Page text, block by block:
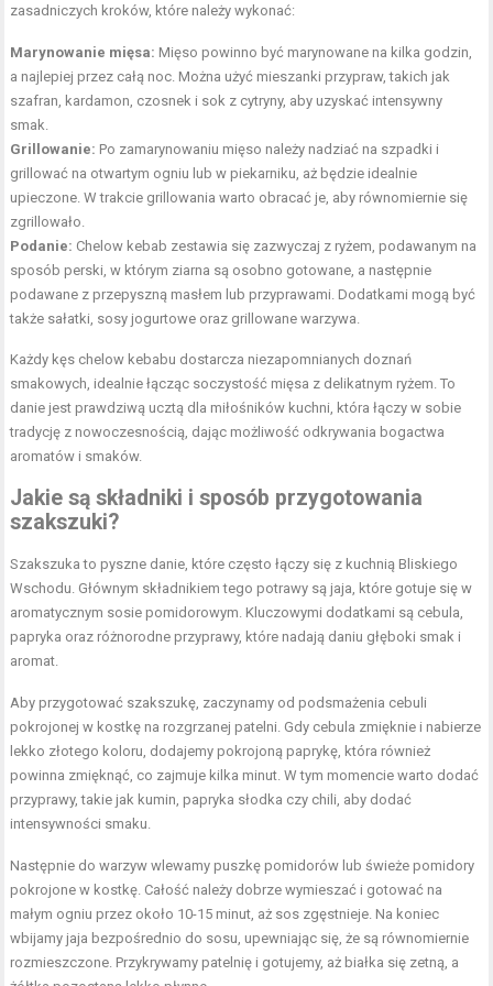
zasadniczych kroków, które należy wykonać:
Marynowanie mięsa: Mięso powinno być marynowane na kilka godzin,
a najlepiej przez całą noc. Można użyć mieszanki przypraw, takich jak
szafran, kardamon, czosnek i sok z cytryny, aby uzyskać intensywny
smak.
Grillowanie: Po zamarynowaniu mięso należy nadziać na szpadki i
grillować na otwartym ogniu lub w piekarniku, aż będzie idealnie
upieczone. W trakcie grillowania warto obracać je, aby równomiernie się
zgrillowało.
Podanie: Chelow kebab zestawia się zazwyczaj z ryżem, podawanym na
sposób perski, w którym ziarna są osobno gotowane, a następnie
podawane z przepyszną masłem lub przyprawami. Dodatkami mogą być
także sałatki, sosy jogurtowe oraz grillowane warzywa.
Każdy kęs chelow kebabu dostarcza niezapomnianych doznań
smakowych, idealnie łącząc soczystość mięsa z delikatnym ryżem. To
danie jest prawdziwą ucztą dla miłośników kuchni, która łączy w sobie
tradycję z nowoczesnością, dając możliwość odkrywania bogactwa
aromatów i smaków.
Jakie są składniki i sposób przygotowania
szakszuki?
Szakszuka to pyszne danie, które często łączy się z kuchnią Bliskiego
Wschodu. Głównym składnikiem tego potrawy są jaja, które gotuje się w
aromatycznym sosie pomidorowym. Kluczowymi dodatkami są cebula,
papryka oraz różnorodne przyprawy, które nadają daniu głęboki smak i
aromat.
Aby przygotować szakszukę, zaczynamy od podsmażenia cebuli
pokrojonej w kostkę na rozgrzanej patelni. Gdy cebula zmięknie i nabierze
lekko złotego koloru, dodajemy pokrojoną paprykę, która również
powinna zmięknąć, co zajmuje kilka minut. W tym momencie warto dodać
przyprawy, takie jak kumin, papryka słodka czy chili, aby dodać
intensywności smaku.
Następnie do warzyw wlewamy puszkę pomidorów lub świeże pomidory
pokrojone w kostkę. Całość należy dobrze wymieszać i gotować na
małym ogniu przez około 10-15 minut, aż sos zgęstnieje. Na koniec
wbijamy jaja bezpośrednio do sosu, upewniając się, że są równomiernie
rozmieszczone. Przykrywamy patelnię i gotujemy, aż białka się zetną, a